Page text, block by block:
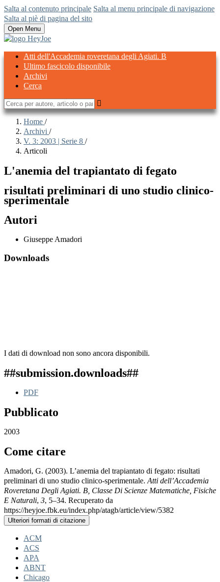
Salta al contenuto principale Salta al menu principale di navigazione
Salta al piè di pagina del sito
Open Menu
Atti dell'Accademia roveretana degli Agiati. B
Ultimo fascicolo disponibile
Archivi
Cerca
Home /
Archivi /
V. 3: 2003 | Serie 8 /
Articoli
L'anemia del trapiantato di fegato
risultati preliminari di uno studio clinico-
sperimentale
Autori
Giuseppe Amadori
Downloads
I dati di download non sono ancora disponibili.
##submission.downloads##
PDF
Pubblicato
2003
Come citare
Amadori, G. (2003). L’anemia del trapiantato di fegato: risultati
preliminari di uno studio clinico-sperimentale. Atti dell’Accademia
Roveretana Degli Agiati. B, Classe Di Scienze Matematiche, Fisiche
E Naturali, 3, 5–34. Recuperato da
https://heyjoe.fbk.eu/index.php/atagb/article/view/5382
Ulteriori formati di citazione
ACM
ACS
APA
ABNT
Chicago